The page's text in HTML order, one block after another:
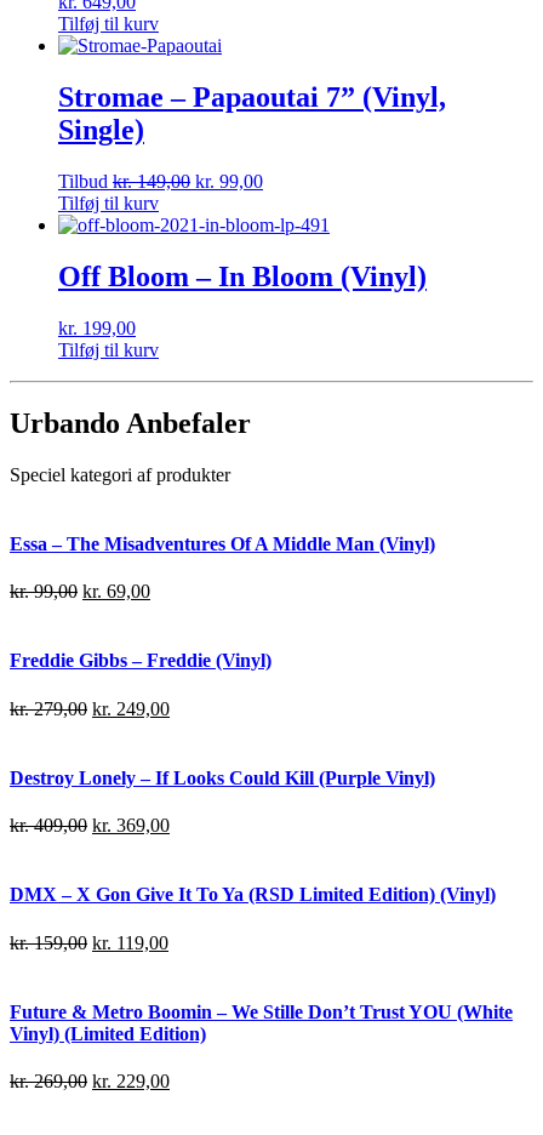
Tilføj til kurv
Stromae – Papaoutai 7” (Vinyl,
Single)
Tilbud kr.149,00 kr. 99,00
Tilføj til kurv
Off Bloom – In Bloom (Vinyl)
kr. 199,00
Tilføj til kurv
Urbando Anbefaler
Speciel kategori af produkter
Essa – The Misadventures Of A Middle Man (Vinyl)
kr.99,00 kr. 69,00
Freddie Gibbs – Freddie (Vinyl)
kr.279,00 kr. 249,00
Destroy Lonely – If Looks Could Kill (Purple Vinyl)
kr.409,00 kr. 369,00
DMX – X Gon Give It To Ya (RSD Limited Edition) (Vinyl)
kr.159,00 kr. 119,00
Future & Metro Boomin – We Stille Don’t Trust YOU (White
Vinyl) (Limited Edition)
kr.269,00 kr. 229,00